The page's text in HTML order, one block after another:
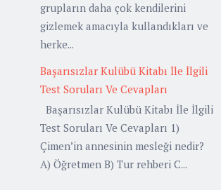
grupların daha çok kendilerini
gizlemek amacıyla kullandıkları ve
herke...
Başarısızlar Kulübü Kitabı İle İlgili
Test Soruları Ve Cevapları
Başarısızlar Kulübü Kitabı İle İlgili
Test Soruları Ve Cevapları 1)
Çimen’in annesinin mesleği nedir?
A) Öğretmen B) Tur rehberi C...